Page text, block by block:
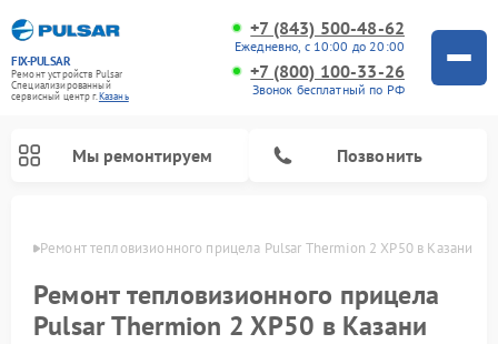
FIX-PULSAR
Ремонт устройств Pulsar
Специализированный
cервисный центр г.Казань
+7 (843) 500-48-62
Ежедневно, с 10:00 до 20:00
+7 (800) 100-33-26
Звонок бесплатный по РФ
Мы ремонтируем Позвонить
Ремонт тепловизионного прицела Pulsar Thermion 2 XP50 в Казани
Ремонт тепловизионного прицела
Pulsar Thermion 2 XP50 в Казани